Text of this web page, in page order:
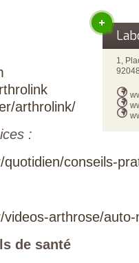
RISQUES
LES
MÉDICAUX
LES
DOULEUR ET
ARTHROSE
LA DOULEUR
RESTEZ
DOULEUR
TRAITEZ VOTRE
PREMIÈRE
SUR L’ARTHROSE
PARTICIPEZ À LA
1,
arthrolink/
:
conseils-
arthrose/
de santé